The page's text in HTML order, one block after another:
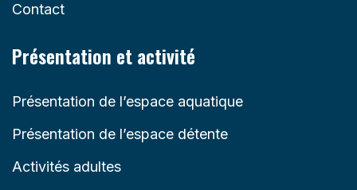
Contact
Présentation et activité
Présentation de l’espace aquatique
Présentation de l’espace détente
Activités adultes